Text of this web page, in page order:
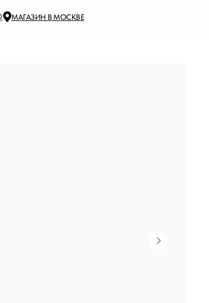
МАГАЗИН В МОСКВЕ